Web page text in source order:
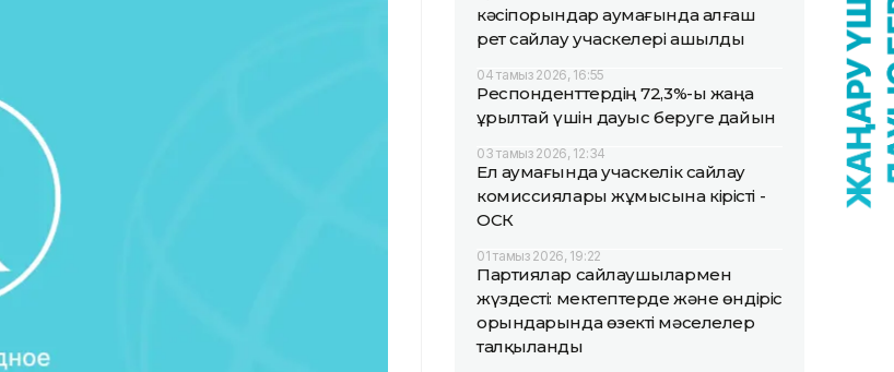
кәсіпорындар аумағында алғаш
рет сайлау учаскелері ашылды
04 тамыз 2026, 16:55
Респонденттердің 72,3%-ы жаңа
Құрылтай үшін дауыс беруге дайын
03 тамыз 2026, 12:34
Ел аумағында учаскелік сайлау
комиссиялары жұмысына кірісті -
ОСК
01 тамыз 2026, 19:22
Партиялар сайлаушылармен
жүздесті: мектептерде және өндіріс
орындарында өзекті мәселелер
талқыланды